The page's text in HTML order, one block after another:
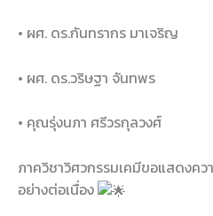
• ผศ. ดร.กันทรากร มาเจริญ
• ผศ. ดร.วริษฐา จันทพร
• คุณรุ่งนภา ศรีวรกุลวงศ์
ภาควิชาวิศวกรรมเคมีขอแสดงค
อย่างต่อเนื่อง